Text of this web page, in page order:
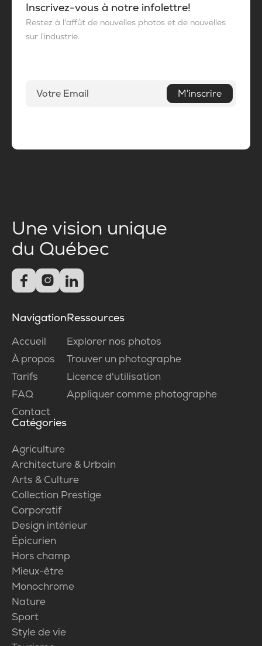
Inscrivez-vous à notre infolettre!
Restez à l'affût de nouvelles photos et de nouvelles
sur l'industrie.
M'inscrire
Une vision unique
du Québec
  
Navigation
Accueil
À propos
Tarifs
FAQ
Contact
Ressources
Explorer nos photos
Trouver un photographe
Licence d'utilisation
Appliquer comme photographe
Catégories
Agriculture
Architecture & Urbain
Arts & Culture
Collection Prestige
Corporatif
Design intérieur
Épicurien
Hors champ
Mieux-être
Monochrome
Nature
Sport
Style de vie